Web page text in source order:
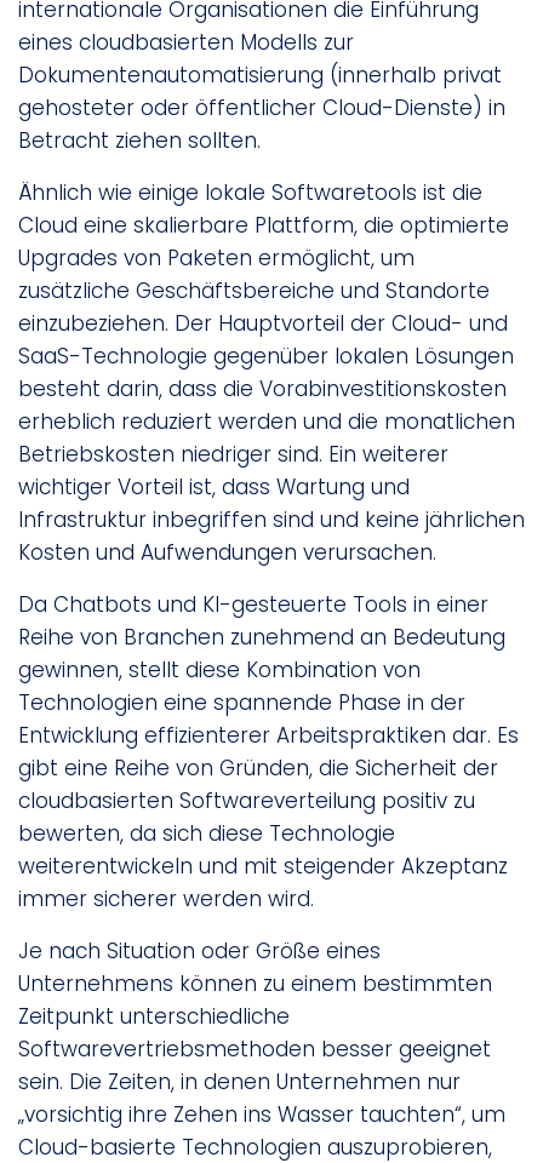
internationale Organisationen die Einführung
eines cloudbasierten Modells zur
Dokumentenautomatisierung (innerhalb privat
gehosteter oder öffentlicher Cloud-Dienste) in
Betracht ziehen sollten.
Ähnlich wie einige lokale Softwaretools ist die
Cloud eine skalierbare Plattform, die optimierte
Upgrades von Paketen ermöglicht, um
zusätzliche Geschäftsbereiche und Standorte
einzubeziehen. Der Hauptvorteil der Cloud- und
SaaS-Technologie gegenüber lokalen Lösungen
besteht darin, dass die Vorabinvestitionskosten
erheblich reduziert werden und die monatlichen
Betriebskosten niedriger sind. Ein weiterer
wichtiger Vorteil ist, dass Wartung und
Infrastruktur inbegriffen sind und keine jährlichen
Kosten und Aufwendungen verursachen.
Da Chatbots und KI-gesteuerte Tools in einer
Reihe von Branchen zunehmend an Bedeutung
gewinnen, stellt diese Kombination von
Technologien eine spannende Phase in der
Entwicklung effizienterer Arbeitspraktiken dar. Es
gibt eine Reihe von Gründen, die Sicherheit der
cloudbasierten Softwareverteilung positiv zu
bewerten, da sich diese Technologie
weiterentwickeln und mit steigender Akzeptanz
immer sicherer werden wird.
Je nach Situation oder Größe eines
Unternehmens können zu einem bestimmten
Zeitpunkt unterschiedliche
Softwarevertriebsmethoden besser geeignet
sein. Die Zeiten, in denen Unternehmen nur
„vorsichtig ihre Zehen ins Wasser tauchten“, um
Cloud-basierte Technologien auszuprobieren,